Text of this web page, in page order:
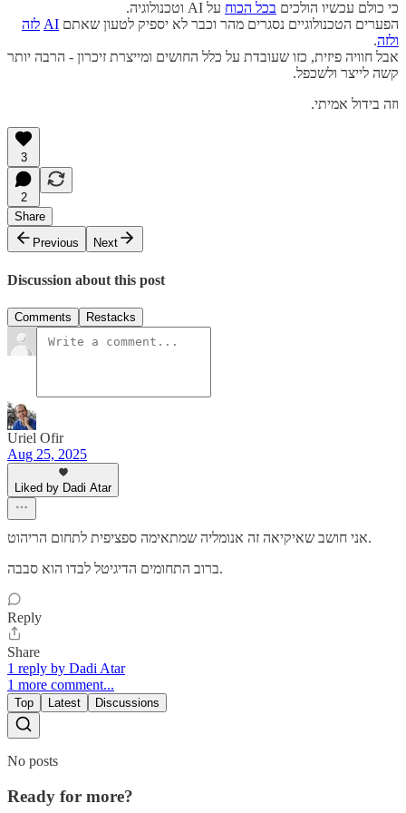
כי כולם עכשיו הולכים בכל הכוח על AI וטכנולוגיה.
הפערים הטכנולוגיים נסגרים מהר וכבר לא יספיק לטעון שאתם AI לזה
ולזה.
אבל חוויה פיזית, כזו שעובדת על כלל החושים ומייצרת זיכרון - הרבה יותר
קשה לייצר ולשכפל.
וזה בידול אמיתי.
3
2
Share
Previous
Next
Discussion about this post
Comments Restacks
Uriel Ofir
Aug 25, 2025
Liked by Dadi Atar
אני חושב שאיקיאה זה אנומליה שמתאימה ספציפית לתחום הריהוט.
ברוב התחומים הדיגיטל לבדו הוא סבבה.
Reply
Share
1 reply by Dadi Atar
1 more comment...
Top Latest Discussions
No posts
Ready for more?